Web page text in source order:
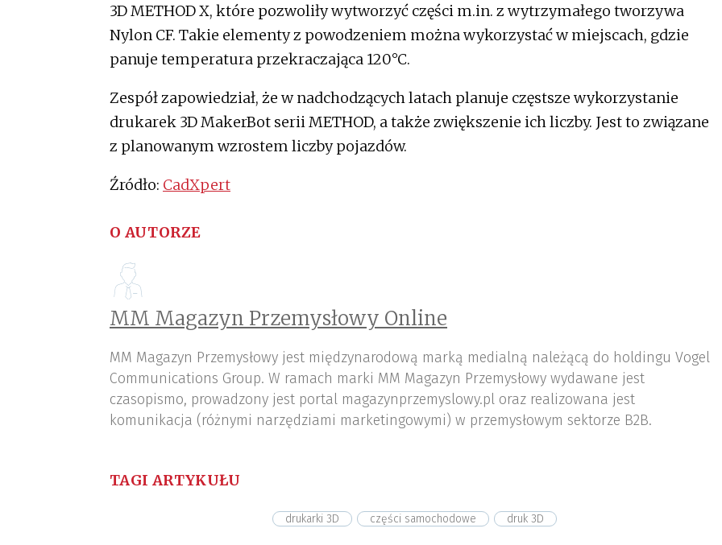
3D METHOD X, które pozwoliły wytworzyć części m.in. z wytrzymałego tworzywa
Nylon CF. Takie elementy z powodzeniem można wykorzystać w miejscach, gdzie
panuje temperatura przekraczająca 120°C.
Zespół zapowiedział, że w nadchodzących latach planuje częstsze wykorzystanie
drukarek 3D MakerBot serii METHOD, a także zwiększenie ich liczby. Jest to związane
z planowanym wzrostem liczby pojazdów.
Źródło: CadXpert
O AUTORZE
MM Magazyn Przemysłowy Online
MM Magazyn Przemysłowy jest międzynarodową marką medialną należącą do holdingu Vogel
Communications Group. W ramach marki MM Magazyn Przemysłowy wydawane jest
czasopismo, prowadzony jest portal magazynprzemyslowy.pl oraz realizowana jest
komunikacja (różnymi narzędziami marketingowymi) w przemysłowym sektorze B2B.
TAGI ARTYKUŁU
drukarki 3D części samochodowe druk 3D